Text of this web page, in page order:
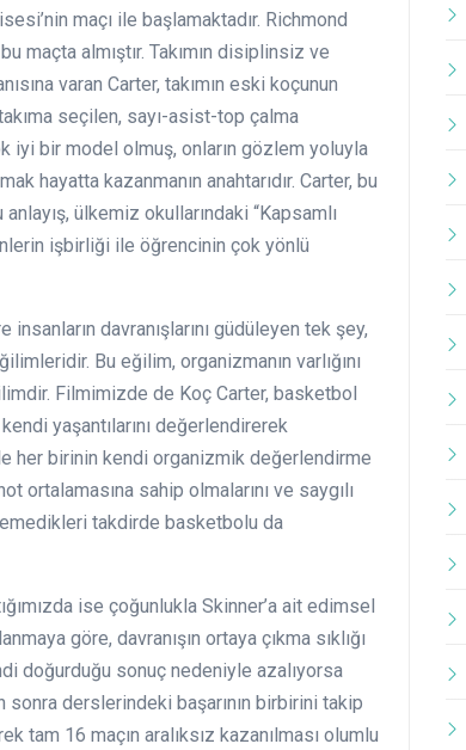
maçı ile başlamaktadır. Richmond
almıştır. Takımın disiplinsiz ve
varan Carter, takımın eski koçunun
seçilen, sayı-asist-top çalma
iyi bir model olmuş, onların gözlem yoluyla
hayatta kazanmanın anahtarıdır. Carter, bu
ülkemiz okullarındaki “Kapsamlı
işbirliği ile öğrencinin çok yönlü
insanların davranışlarını güdüleyen tek şey,
Bu eğilim, organizmanın varlığını
Filmimizde de Koç Carter, basketbol
yaşantılarını değerlendirerek
her birinin kendi organizmik değerlendirme
ortalamasına sahip olmalarını ve saygılı
takdirde basketbolu da
ise çoğunlukla Skinner’a ait edimsel
göre, davranışın ortaya çıkma sıklığı
doğurduğu sonuç nedeniyle azalıyorsa
sonra derslerindeki başarının birbirini takip
tam 16 maçın aralıksız kazanılması olumlu